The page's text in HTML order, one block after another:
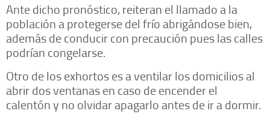
Ante dicho pronóstico, reiteran el llamado a la
población a protegerse del frío abrigándose bien,
además de conducir con precaución pues las calles
podrían congelarse.
Otro de los exhortos es a ventilar los domicilios al
abrir dos ventanas en caso de encender el
calentón y no olvidar apagarlo antes de ir a dormir.